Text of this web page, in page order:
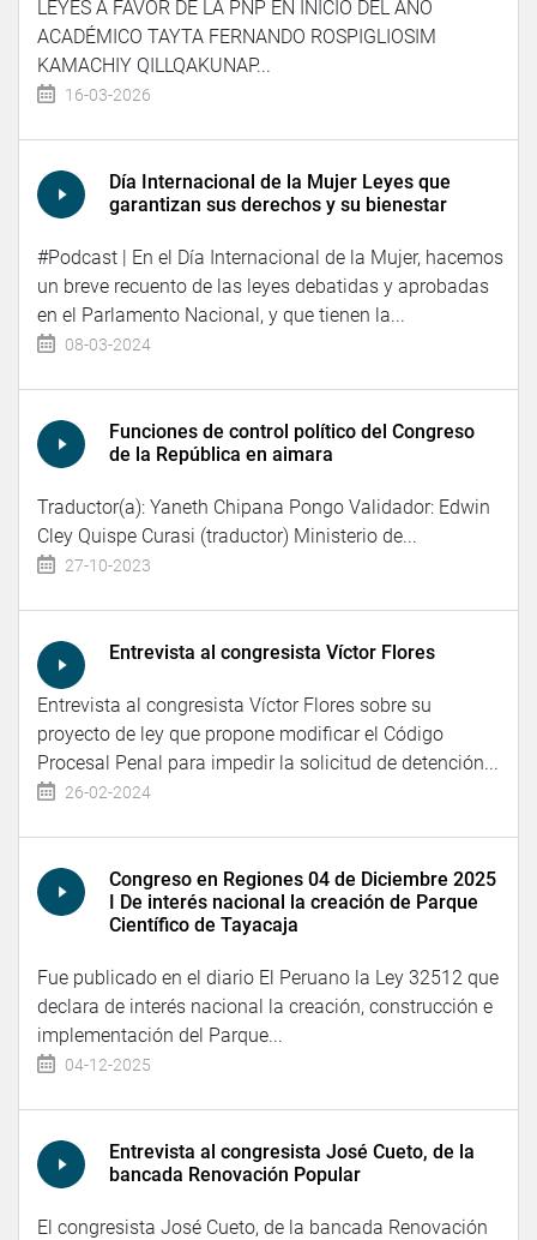
LEYES A FAVOR DE LA PNP EN INICIO DEL AÑO
ACADÉMICO TAYTA FERNANDO ROSPIGLIOSIM
KAMACHIY QILLQAKUNAP...
16-03-2026
Día Internacional de la Mujer Leyes que
garantizan sus derechos y su bienestar
#Podcast | En el Día Internacional de la Mujer, hacemos
un breve recuento de las leyes debatidas y aprobadas
en el Parlamento Nacional, y que tienen la...
08-03-2024
Funciones de control político del Congreso
de la República en aimara
Traductor(a): Yaneth Chipana Pongo Validador: Edwin
Cley Quispe Curasi (traductor) Ministerio de...
27-10-2023
Entrevista al congresista Víctor Flores
Entrevista al congresista Víctor Flores sobre su
proyecto de ley que propone modificar el Código
Procesal Penal para impedir la solicitud de detención...
26-02-2024
Congreso en Regiones 04 de Diciembre 2025
I De interés nacional la creación de Parque
Científico de Tayacaja
Fue publicado en el diario El Peruano la Ley 32512 que
declara de interés nacional la creación, construcción e
implementación del Parque...
04-12-2025
Entrevista al congresista José Cueto, de la
bancada Renovación Popular
El congresista José Cueto, de la bancada Renovación